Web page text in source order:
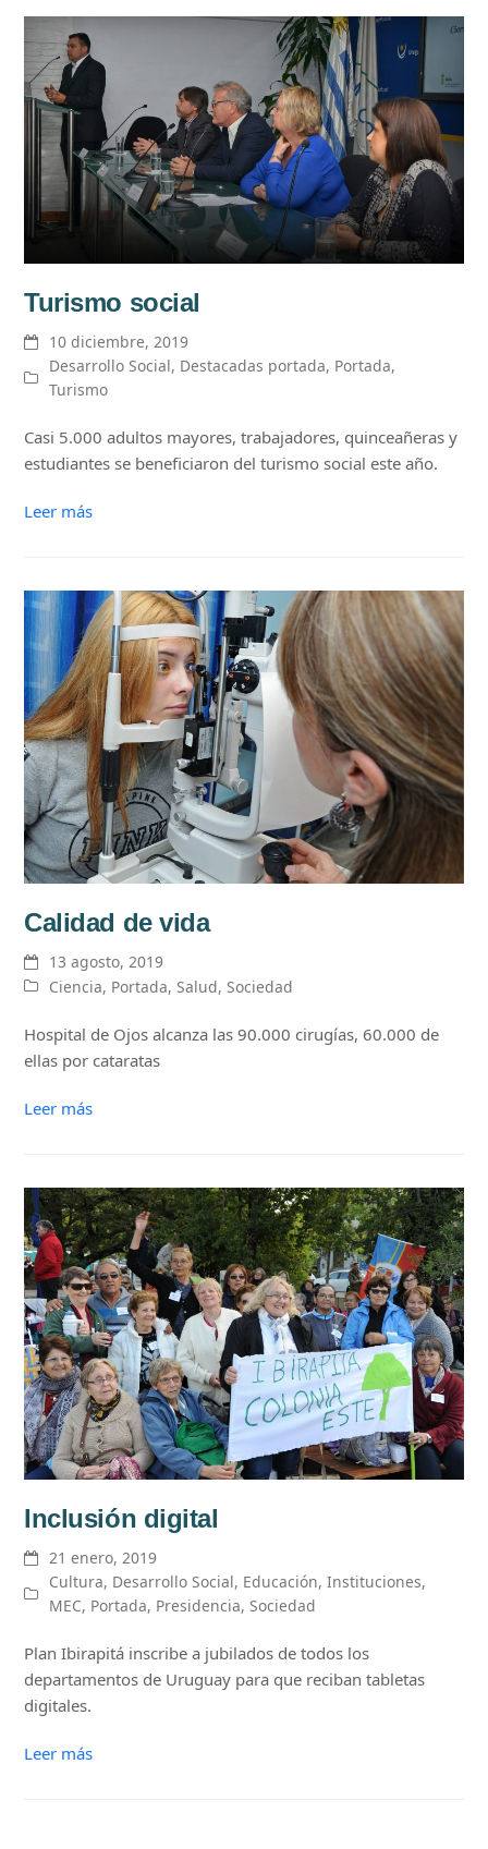
Turismo social
10 diciembre, 2019
Desarrollo Social, Destacadas portada, Portada,
Turismo
Casi 5.000 adultos mayores, trabajadores, quinceañeras y
estudiantes se beneficiaron del turismo social este año.
Leer más
Calidad de vida
13 agosto, 2019
Ciencia, Portada, Salud, Sociedad
Hospital de Ojos alcanza las 90.000 cirugías, 60.000 de
ellas por cataratas
Leer más
Inclusión digital
21 enero, 2019
Cultura, Desarrollo Social, Educación,Instituciones,
MEC, Portada, Presidencia,Sociedad
Plan Ibirapitá inscribe a jubilados de todos los
departamentos de Uruguay para que reciban tabletas
digitales.
Leer más